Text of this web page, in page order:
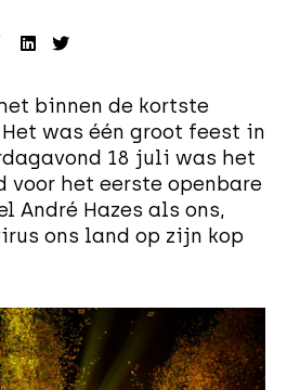
binnen de kortste
Het was één groot feest in
18 juli was het
voor het eerste openbare
André Hazes als ons,
ons land op zijn kop